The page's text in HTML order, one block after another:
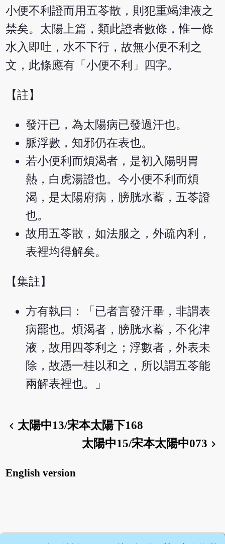
小便不利證而用五苓散，則犯重竭津液之
禁矣。太陽上篇，類此證者數條，惟一條
水入即吐，水不下行，故無小便不利之
文，此條應有「小便不利」四字。
【註】
發汗已，為太陽病已發過汗也。
脈浮數，知邪仍在表也。
若小便利而煩渴者，是初入陽明胃
熱，白虎湯證也。今小便不利而煩
渴，是太陽府病，膀胱水蓄，五苓證
也。
故用五苓散，如法服之，外疏內利，
表裡均得解矣。
【集註】
方有執曰：「已者言發汗畢，非謂表
病罷也。煩渴者，膀胱水蓄，不化津
液，故用四苓利之；浮數者，外表未
除，故憑一桂以和之，所以謂五苓能
兩解表裡也。」
chevron_left太陽中13/宋本太陽下168
太陽中15/宋本太陽中073 chevron_right
English version